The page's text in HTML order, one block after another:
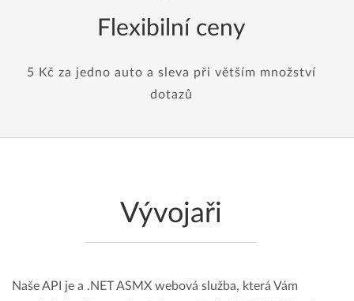
Flexibilní ceny
5 Kč za jedno auto a sleva při větším množství
dotazů
Vývojaři
Naše API je a .NET ASMX webová služba, která Vám